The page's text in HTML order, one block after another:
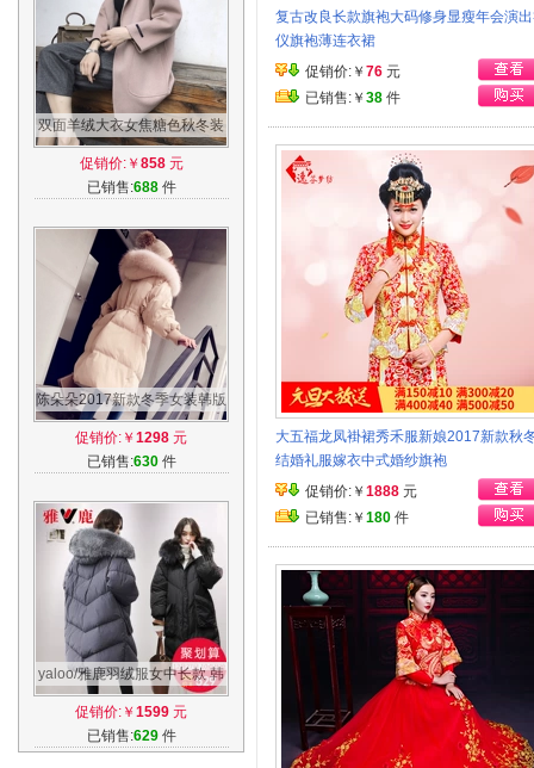
双面羊绒大衣女焦糖色秋冬装
中长款赫本呢子高端茧型加厚
毛呢外套
促销价:￥ 858元
已销售:688件
陈朵朵2017新款冬季女装韩版
收腰显瘦中长款超大毛领加厚
羽绒服潮
促销价:￥ 1298 元
已销售:630件
yaloo/雅鹿羽绒服女中长款 韩
国2017新款冬季韩版过膝连帽
加厚潮
促销价:￥ 1599 元
已销售:629件
复古改良长款旗袍大码修身显瘦年会演
仪旗袍薄连衣裙
促销价:￥ 76 元
已销售:￥ 38 件
大五福龙凤褂裙秀禾服新娘2017新款秋
结婚礼服嫁衣中式婚纱旗袍
促销价:￥ 1888 元
已销售:￥ 180 件